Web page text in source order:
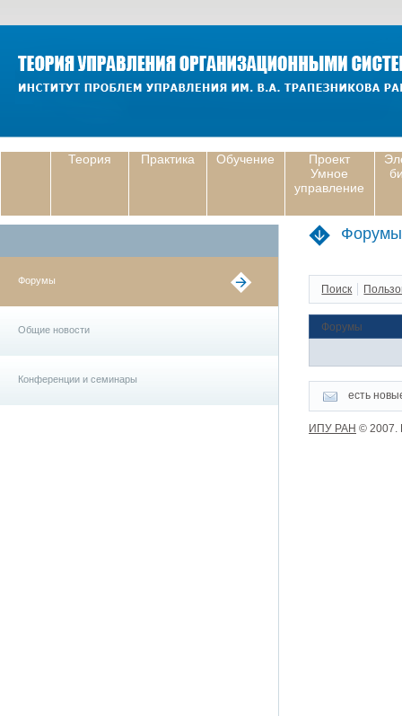
Теория Практика Обучение
Проект
Умное
управление
Форумы
Общие новости
Конференции и семинары
Поиск
Форумы
есть
ИПУ РАН © 2007.